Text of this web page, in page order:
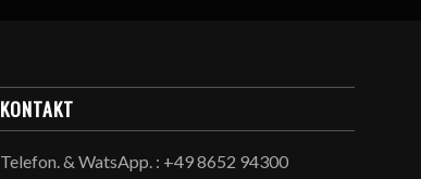
KONTAKT
Telefon. & WatsApp. : +49 8652 94300